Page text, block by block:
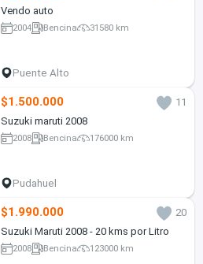
Vendo auto
2004 Bencina 31580 km
Puente Alto
$1.500.000
11
Suzuki maruti 2008
2008 Bencina 176000 km
Pudahuel
$1.990.000
20
Suzuki Maruti 2008 - 20 kms por Litro
2008 Bencina 123000 km